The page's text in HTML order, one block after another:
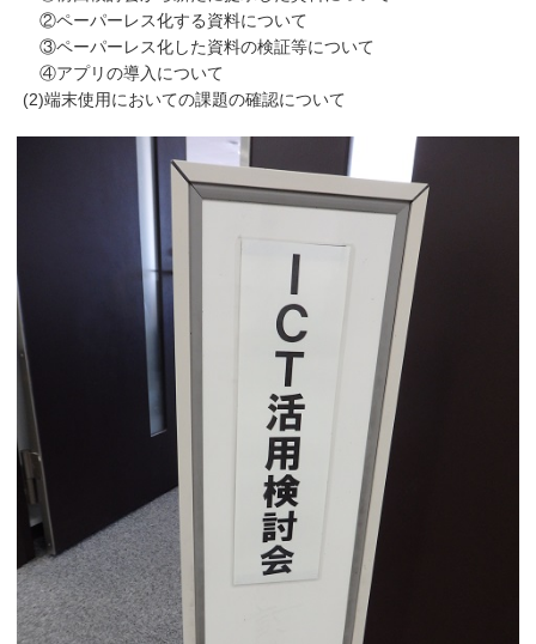
②ペーパーレス化する資料について
③ペーパーレス化した資料の検証等について
④アプリの導入について
(2)端末使用においての課題の確認について